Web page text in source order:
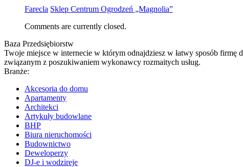
Farecla Sklep Centrum Ogrodzeń „Magnolia”
Comments are currently closed.
Baza Przedsiębiorstw
Twoje miejsce w internecie w którym odnajdziesz w łatwy sposób firmę
związanym z poszukiwaniem wykonawcy rozmaitych usług.
Branże:
Akcesoria do domu
Apartamenty
Architekci
Artykuły budowlane
BHP
Biura nieruchomości
Budownictwo
Deweloperzy
DJ-e i wodzireje